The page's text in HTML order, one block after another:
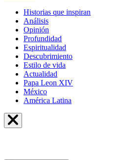
Historias que inspiran
Análisis
Opinión
Profundidad
Espiritualidad
Descubrimiento
Estilo de vida
Actualidad
Papa Leon XIV
México
América Latina